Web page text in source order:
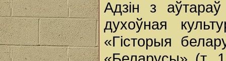
Адзін з
духоўная
«Гісторыя